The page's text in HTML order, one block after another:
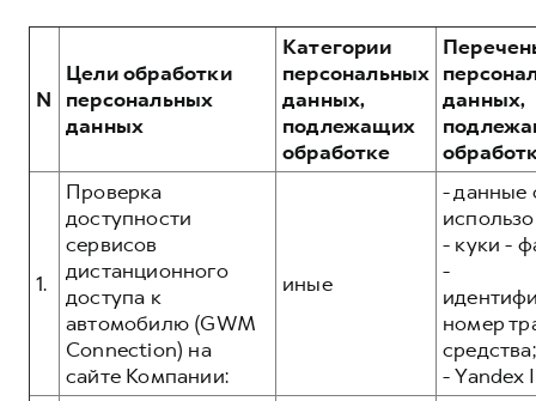
Крупным корпоративным клиентам
Система управления автопарком
Сервис для корпоративных клиентов
АКСЕССУАРЫ HAVAL
Автомобильные аксессуары
Коллекция PRO
Коллекция Базовая
Коллекция Детская
Руководства по эксплуатации
Подписки
АКСЕССУАРЫ HAVAL
Автомобильные аксессуары
Коллекция PRO
Коллекция Базовая
Коллекция Детская
N
Цели обработки
персональных
данных
Категории
персональных
данных,
подлежащих
обработке
данных,
1.
Проверка
доступности
сервисов
дистанционного
доступа к
автомобилю (GWM
Connection) на
сайте Компании:
иные
- данные
- куки -
-
номер
средства;
- Yandex